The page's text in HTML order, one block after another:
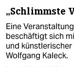
„Schlimmste
Eine
beschäftigt sich
und
Wolfgang Kaleck.